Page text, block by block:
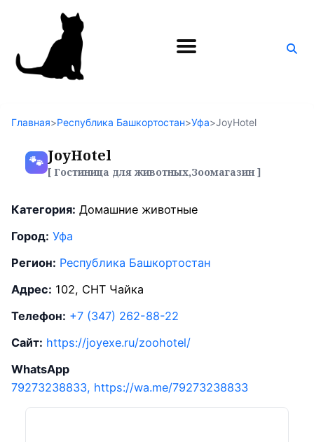
Поиск
Главная>Республика Башкортостан>Уфа>JoyHotel
🐾 JoyHotel
[ Гостиница для животных,Зоомагазин ]
Категория: Домашние животные
Город: Уфа
Регион: Республика Башкортостан
Адрес: 102, СНТ Чайка
Телефон: +7 (347) 262-88-22
Сайт: https://joyexe.ru/zoohotel/
WhatsApp
79273238833, https://wa.me/79273238833